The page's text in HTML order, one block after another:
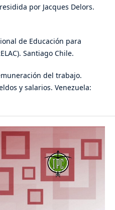
por Jacques Delors.
de Educación para
Santiago Chile.
del trabajo.
y salarios. Venezuela: